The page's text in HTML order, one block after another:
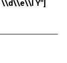
\\d\\e\\l Y"]